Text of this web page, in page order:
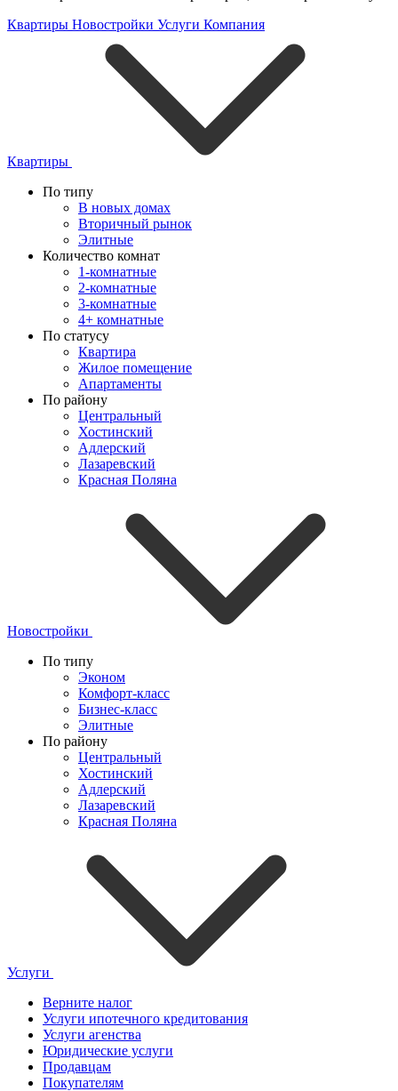
Квартиры Новостройки Услуги Компания
Квартиры
По типу
В новых домах
Вторичный рынок
Элитные
Количество комнат
1-комнатные
2-комнатные
3-комнатные
4+ комнатные
По статусу
Квартира
Жилое помещение
Апартаменты
По району
Центральный
Хостинский
Адлерский
Лазаревский
Красная Поляна
Новостройки
По типу
Эконом
Комфорт-класс
Бизнес-класс
Элитные
По району
Центральный
Хостинский
Адлерский
Лазаревский
Красная Поляна
Услуги
Верните налог
Услуги ипотечного кредитования
Услуги агенства
Юридические услуги
Продавцам
Покупателям